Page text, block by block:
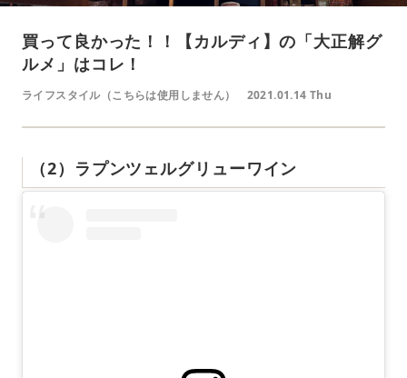
買って良かった！！【カルディ】の「大正解グ
ルメ」はコレ！
ライフスタイル（こちらは使用しません） 2021.01.14 Thu
（2）ラプンツェルグリューワイン